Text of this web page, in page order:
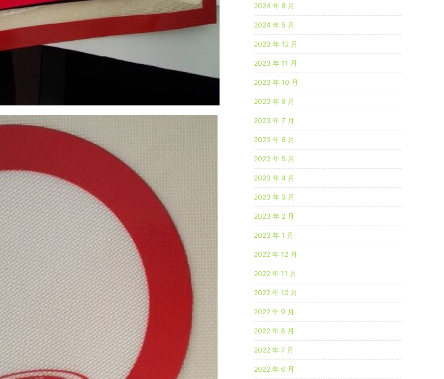
2024 年 8 月
2024 年 5 月
2023 年 12 月
2023 年 11 月
2023 年 10 月
2023 年 9 月
2023 年 7 月
2023 年 6 月
2023 年 5 月
2023 年 4 月
2023 年 3 月
2023 年 2 月
2023 年 1 月
2022 年 12 月
2022 年 11 月
2022 年 10 月
2022 年 9 月
2022 年 8 月
2022 年 7 月
2022 年 6 月